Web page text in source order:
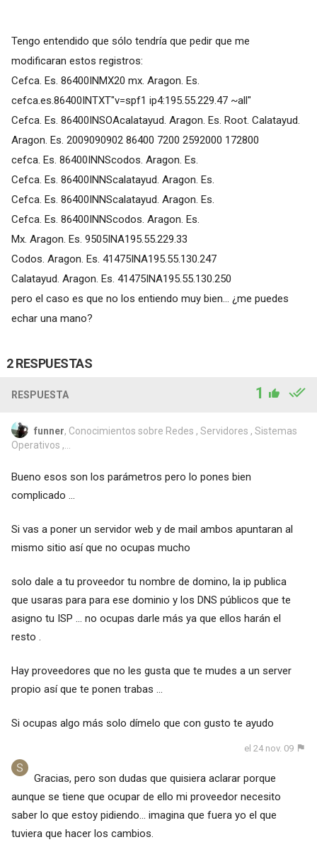
Tengo entendido que sólo tendría que pedir que me
modificaran estos registros:
Cefca. Es. 86400INMX20 mx. Aragon. Es.
cefca.es.86400INTXT"v=spf1 ip4:195.55.229.47 ~all"
Cefca. Es. 86400INSOAcalatayud. Aragon. Es. Root. Calatayud.
Aragon. Es. 2009090902 86400 7200 2592000 172800
cefca. Es. 86400INNScodos. Aragon. Es.
Cefca. Es. 86400INNScalatayud. Aragon. Es.
Cefca. Es. 86400INNScalatayud. Aragon. Es.
Cefca. Es. 86400INNScodos. Aragon. Es.
Mx. Aragon. Es. 9505INA195.55.229.33
Codos. Aragon. Es. 41475INA195.55.130.247
Calatayud. Aragon. Es. 41475INA195.55.130.250
pero el caso es que no los entiendo muy bien... ¿me puedes
echar una mano?
2 RESPUESTAS
RESPUESTA 1
funner, Conocimientos sobre Redes , Servidores , Sistemas
Operativos ,...
Bueno esos son los parámetros pero lo pones bien
complicado ...
Si vas a poner un servidor web y de mail ambos apuntaran al
mismo sitio así que no ocupas mucho
solo dale a tu proveedor tu nombre de domino, la ip publica
que usaras para para ese dominio y los DNS públicos que te
asigno tu ISP ... no ocupas darle más ya que ellos harán el
resto .
Hay proveedores que no les gusta que te mudes a un server
propio así que te ponen trabas ...
Si ocupas algo más solo dímelo que con gusto te ayudo
el 24 nov. 09
Gracias, pero son dudas que quisiera aclarar porque
aunque se tiene que ocupar de ello mi proveedor necesito
saber lo que estoy pidiendo... imagina que fuera yo el que
tuviera que hacer los cambios.